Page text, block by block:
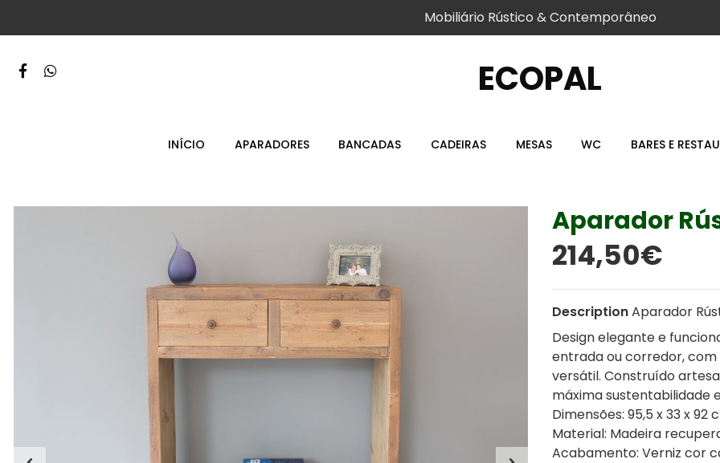
Mobiliário Rústico & Contemporâneo
ECOPAL
INÍCIO APARADORES BANCADAS CADEIRAS MESAS WC BARES E
Aparador
214,50€
DescriptionAparador
Design elegante e
entrada ou corredor,
versátil. Construído
máxima sustentabilidade
Dimensões: 95,5 x 33 x 92
Material: Madeira
Acabamento: Verniz cor